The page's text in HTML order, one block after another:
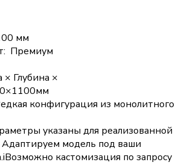
мм
: Премиум
Глубина ×
конфигурация из монолитного
указаны для реализованной
модель под ваши
iВозможно кастомизация по запросу